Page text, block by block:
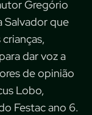
Gregório
Salvador que
dar voz a
de opinião
Lobo,
Festac ano 6.